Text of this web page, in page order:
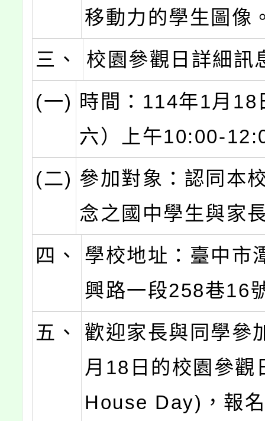
移動力的學生圖像
三、
校園參觀日詳細訊
(一) 時間：114年1月18
六）上午10:00-
(二) 參加對象：認同本
念之國中學生與家
四、
學校地址：臺中市
興路一段258巷16
五、
歡迎家長與同學參
月18日的校園參觀
House Day)，報